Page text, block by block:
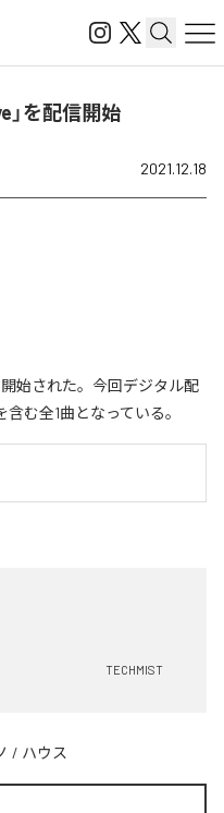
」を配信開始
2021.12.18
開始された。今回デジタル配
含む全1曲となっている。
TECHMIST
/ ハウス